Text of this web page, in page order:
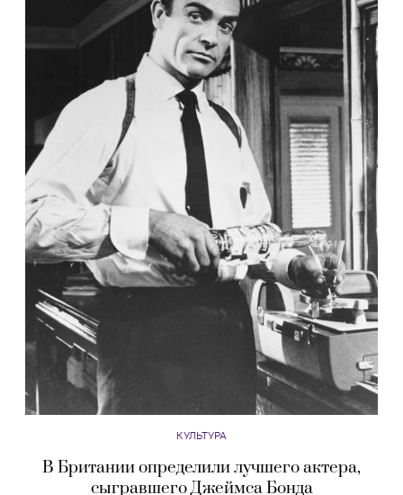
КУЛЬТУРА
В Британии определили лучшего актера,
сыгравшего Джеймса Бонда